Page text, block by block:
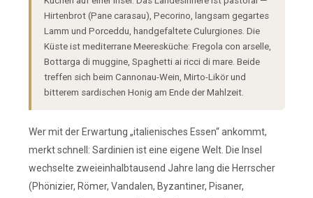
Hirtenbrot (Pane carasau), Pecorino, langsam gegartes
Lamm und Porceddu, handgefaltete Culurgiones. Die
Küste ist mediterrane Meeresküche: Fregola con arselle,
Bottarga di muggine, Spaghetti ai ricci di mare. Beide
treffen sich beim Cannonau-Wein, Mirto-Likör und
bitterem sardischen Honig am Ende der Mahlzeit.
Wer mit der Erwartung „italienisches Essen“ ankommt,
merkt schnell: Sardinien ist eine eigene Welt. Die Insel
wechselte zweieinhalbtausend Jahre lang die Herrscher
(Phönizier, Römer, Vandalen, Byzantiner, Pisaner,